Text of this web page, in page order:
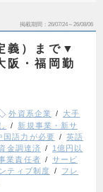
掲載期間 26/07/24～26/08/06
義）まで▼
阪・福岡勤
外資系企業
大手
新規事業・新サ
国語力が必要
英語
金調達済
1億円以
業責任者
サービ
ティブ制度
フレ